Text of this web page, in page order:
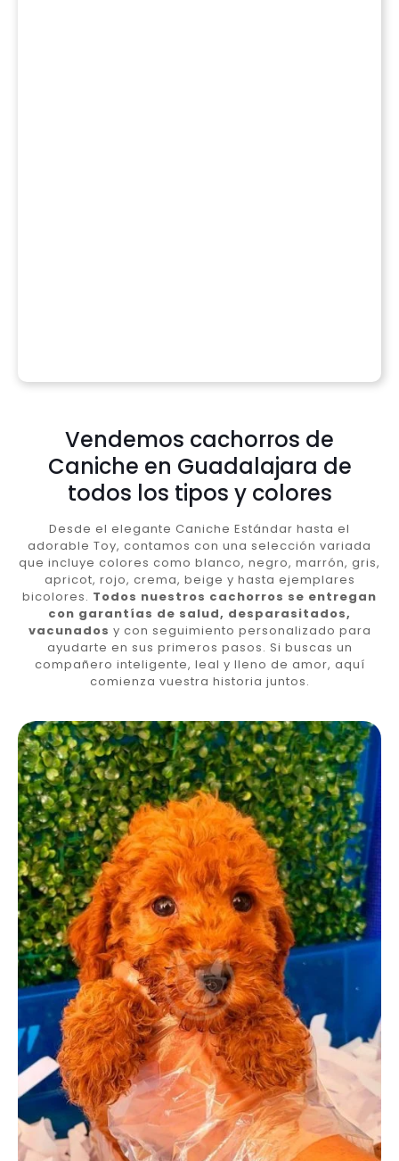
Vendemos cachorros de
Caniche en Guadalajara de
todos los tipos y colores
Desde el elegante Caniche Estándar hasta el
adorable Toy, contamos con una selección variada
que incluye colores como blanco, negro, marrón, gris,
apricot, rojo, crema, beige y hasta ejemplares
bicolores. Todos nuestros cachorros se entregan
con garantías de salud, desparasitados,
vacunados y con seguimiento personalizado para
ayudarte en sus primeros pasos. Si buscas un
compañero inteligente, leal y lleno de amor, aquí
comienza vuestra historia juntos.